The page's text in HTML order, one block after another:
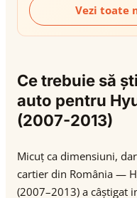
Vezi toate
Ce trebuie să
auto pentru
(2007-2013)
Micuț ca dimensiuni,
cartier din România —
(2007–2013) a câștigat